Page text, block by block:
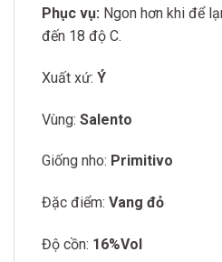
Phục vụ: Ngon hơn khi để
đến 18 độ C.
Xuất xứ: Ý
Vùng: Salento
Giống nho: Primitivo
Đặc điểm: Vang đỏ
Độ cồn: 16%Vol